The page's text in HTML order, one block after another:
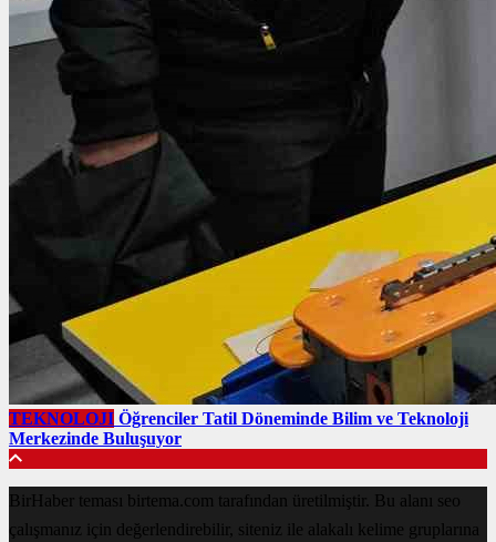
TEKNOLOJI Öğrenciler Tatil Döneminde Bilim ve Teknoloji
Merkezinde Buluşuyor
BirHaber teması birtema.com tarafından üretilmiştir. Bu alanı seo
çalışmanız için değerlendirebilir, siteniz ile alakalı kelime gruplarına